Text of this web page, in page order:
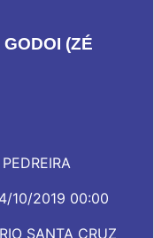
(ZÉ
10/2019 00:00
SANTA CRUZ